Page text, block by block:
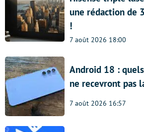
une rédaction de
!
7 août 2026 18:00
Android 18 :
ne recevront pas
7 août 2026 16:57